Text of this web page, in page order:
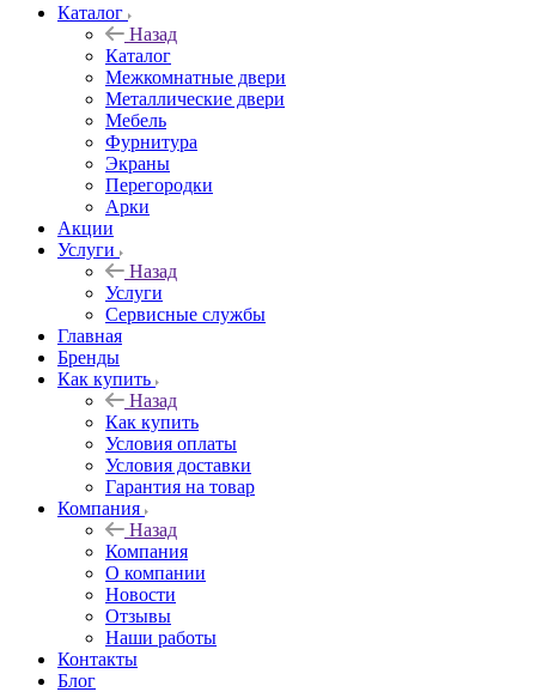
Каталог
Назад
Каталог
Межкомнатные двери
Металлические двери
Мебель
Фурнитура
Экраны
Перегородки
Арки
Акции
Услуги
Назад
Услуги
Сервисные службы
Главная
Бренды
Как купить
Назад
Как купить
Условия оплаты
Условия доставки
Гарантия на товар
Компания
Назад
Компания
О компании
Новости
Отзывы
Наши работы
Контакты
Блог